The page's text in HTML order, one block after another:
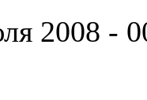
2008 -